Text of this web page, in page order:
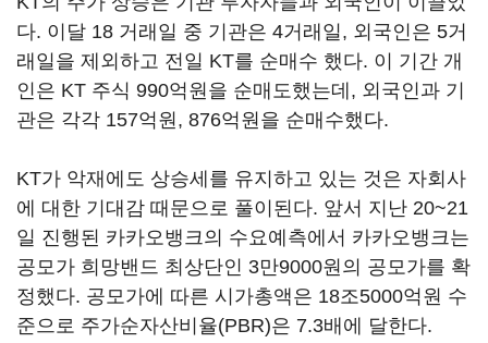
다. 이달 18 거래일 중 기관은 4거래일, 외국인은 5거
래일을 제외하고 전일 KT를 순매수 했다. 이 기간 개
인은 KT 주식 990억원을 순매도했는데, 외국인과 기
관은 각각 157억원, 876억원을 순매수했다.
KT가 악재에도 상승세를 유지하고 있는 것은 자회사
에 대한 기대감 때문으로 풀이된다. 앞서 지난 20~21
일 진행된 카카오뱅크의 수요예측에서 카카오뱅크는
공모가 희망밴드 최상단인 3만9000원의 공모가를 확
정했다. 공모가에 따른 시가총액은 18조5000억원 수
준으로 주가순자산비율(PBR)은 7.3배에 달한다.